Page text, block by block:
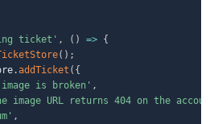
ticket' , ( ) => {
( ) ;
.addTicket ( {
is broken' ,
image URL returns 404 on the
,